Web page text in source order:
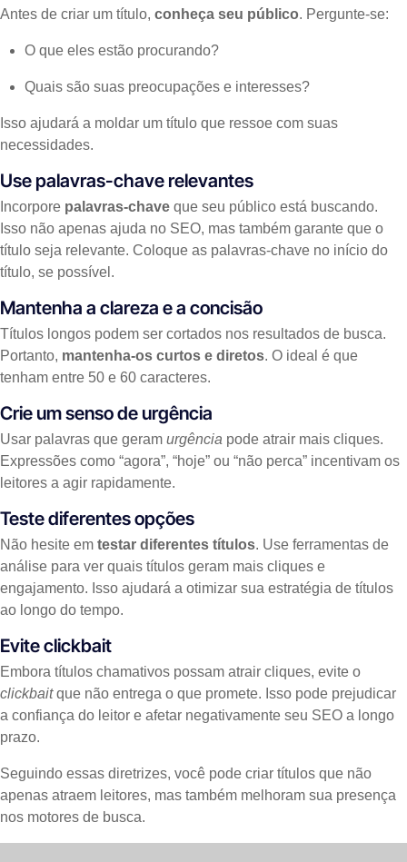
Antes de criar um título, conheça seu público. Pergunte-se:
O que eles estão procurando?
Quais são suas preocupações e interesses?
Isso ajudará a moldar um título que ressoe com suas
necessidades.
Use palavras-chave relevantes
Incorpore palavras-chave que seu público está buscando.
Isso não apenas ajuda no SEO, mas também garante que o
título seja relevante. Coloque as palavras-chave no início do
título, se possível.
Mantenha a clareza e a concisão
Títulos longos podem ser cortados nos resultados de busca.
Portanto, mantenha-os curtos e diretos. O ideal é que
tenham entre 50 e 60 caracteres.
Crie um senso de urgência
Usar palavras que geram urgência pode atrair mais cliques.
Expressões como “agora”, “hoje” ou “não perca” incentivam os
leitores a agir rapidamente.
Teste diferentes opções
Não hesite em testar diferentes títulos. Use ferramentas de
análise para ver quais títulos geram mais cliques e
engajamento. Isso ajudará a otimizar sua estratégia de títulos
ao longo do tempo.
Evite clickbait
Embora títulos chamativos possam atrair cliques, evite o
clickbaitque não entrega o que promete. Isso pode prejudicar
a confiança do leitor e afetar negativamente seu SEO a longo
prazo.
Seguindo essas diretrizes, você pode criar títulos que não
apenas atraem leitores, mas também melhoram sua presença
nos motores de busca.